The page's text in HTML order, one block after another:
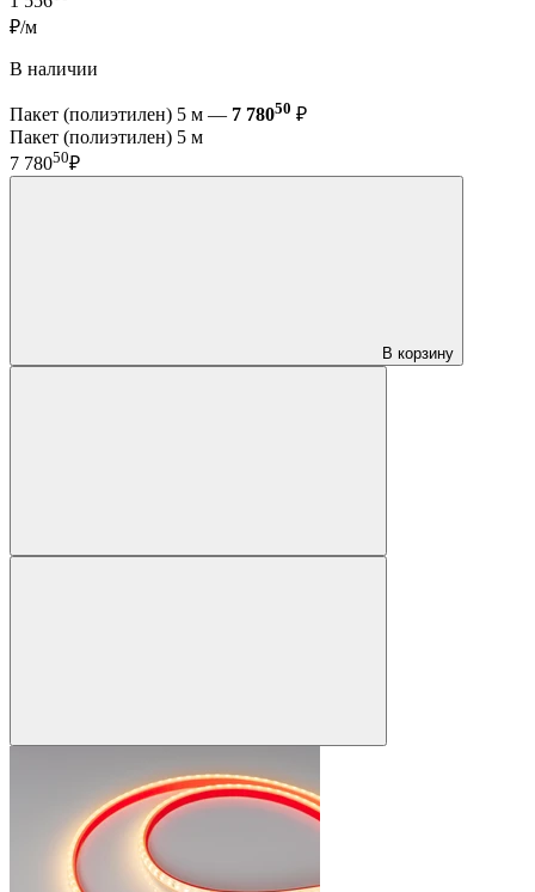
₽/м
В наличии
Пакет (полиэтилен) 5 м — 7 78050 ₽
Пакет (полиэтилен) 5 м
7 78050₽
В корзину